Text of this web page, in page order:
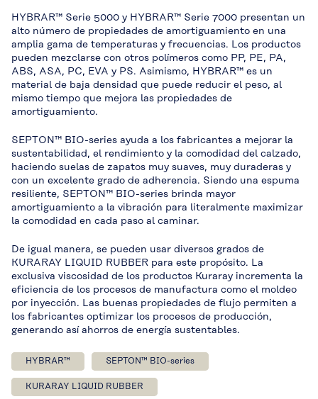
HYBRAR™ Serie 5000 y HYBRAR™ Serie 7000 presentan un
alto número de propiedades de amortiguamiento en una
amplia gama de temperaturas y frecuencias. Los productos
pueden mezclarse con otros polímeros como PP, PE, PA,
ABS, ASA, PC, EVA y PS. Asimismo, HYBRAR™ es un
material de baja densidad que puede reducir el peso, al
mismo tiempo que mejora las propiedades de
amortiguamiento.
SEPTON™ BIO-series ayuda a los fabricantes a mejorar la
sustentabilidad, el rendimiento y la comodidad del calzado,
haciendo suelas de zapatos muy suaves, muy duraderas y
con un excelente grado de adherencia. Siendo una espuma
resiliente, SEPTON™ BIO-series brinda mayor
amortiguamiento a la vibración para literalmente maximizar
la comodidad en cada paso al caminar.
De igual manera, se pueden usar diversos grados de
KURARAY LIQUID RUBBER para este propósito. La
exclusiva viscosidad de los productos Kuraray incrementa la
eficiencia de los procesos de manufactura como el moldeo
por inyección. Las buenas propiedades de flujo permiten a
los fabricantes optimizar los procesos de producción,
generando así ahorros de energía sustentables.
HYBRAR™ SEPTON™ BIO-series
KURARAY LIQUID RUBBER